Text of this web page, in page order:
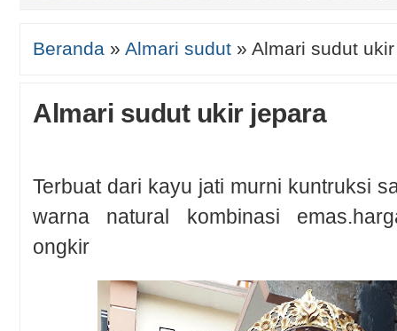
Beranda » Almari sudut » Almari sudut
Almari sudut ukir jepara
Terbuat dari kayu jati murni kuntruksi
warna natural kombinasi
ongkir